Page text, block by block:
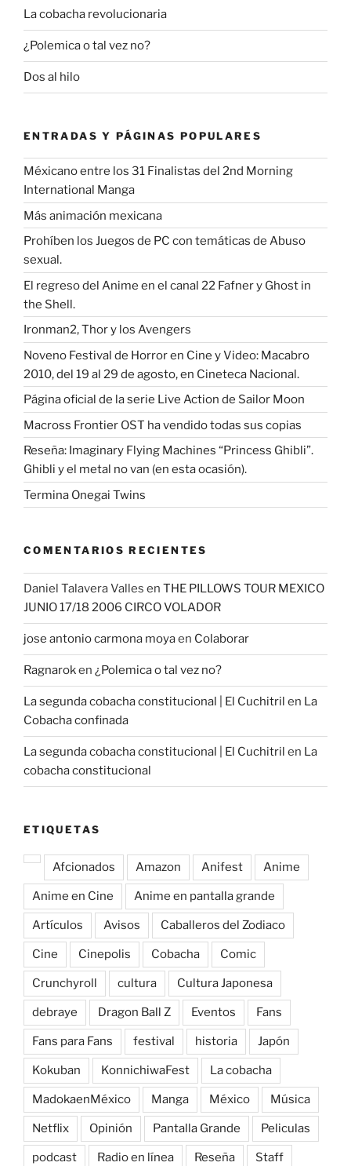
La cobacha revolucionaria
¿Polemica o tal vez no?
Dos al hilo
ENTRADAS Y PÁGINAS POPULARES
Méxicano entre los 31 Finalistas del 2nd Morning
International Manga
Más animación mexicana
Prohíben los Juegos de PC con temáticas de Abuso
sexual.
El regreso del Anime en el canal 22 Fafner y Ghost in
the Shell.
Ironman2, Thor y los Avengers
Noveno Festival de Horror en Cine y Video: Macabro
2010, del 19 al 29 de agosto, en Cineteca Nacional.
Página oficial de la serie Live Action de Sailor Moon
Macross Frontier OST ha vendido todas sus copias
Reseña: Imaginary Flying Machines “Princess Ghibli”.
Ghibli y el metal no van (en esta ocasión).
Termina Onegai Twins
COMENTARIOS RECIENTES
Daniel Talavera Valles en THE PILLOWS TOUR MEXICO
JUNIO 17/18 2006 CIRCO VOLADOR
jose antonio carmona moyaen Colaborar
Ragnaroken ¿Polemica o tal vez no?
La segunda cobacha constitucional | El Cuchitril en La
Cobacha confinada
La segunda cobacha constitucional | El Cuchitril en La
cobacha constitucional
ETIQUETAS
Afcionados Amazon Anifest Anime
Anime en Cine Anime en pantalla grande
Artículos Avisos Caballeros del Zodiaco
Cine Cinepolis Cobacha Comic
Crunchyroll cultura Cultura Japonesa
debraye Dragon Ball Z Eventos Fans
Fans para Fans festival historia Japón
Kokuban KonnichiwaFest La cobacha
MadokaenMéxico Manga México Música
Netflix Opinión Pantalla Grande Peliculas
podcast Radio en línea Reseña Staff